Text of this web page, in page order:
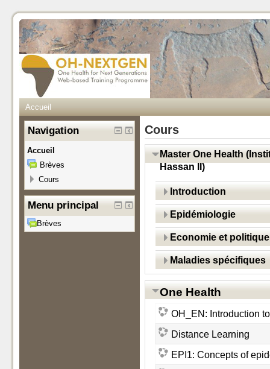
Accueil
Cours
Master One Health
Hassan II)
Introduction
Epidémiologie
Economie et
Maladies spécifiques
One Health
OH_EN: Introduction
Distance Learning
EPI1: Concepts of
Navigation
Accueil
Brèves
Cours
Menu principal
Brèves